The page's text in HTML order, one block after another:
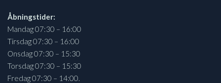
Åbningstider:
Mandag 07:30 – 16:00
Tirsdag 07:30 – 16:00
Onsdag 07:30 – 15:30
Torsdag 07:30 – 15:30
Fredag 07:30 – 14:00.